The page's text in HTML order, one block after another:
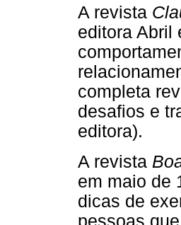
A revista
editora Abril
completa
desafios e
editora).
A revista
em maio de
dicas de
pessoas